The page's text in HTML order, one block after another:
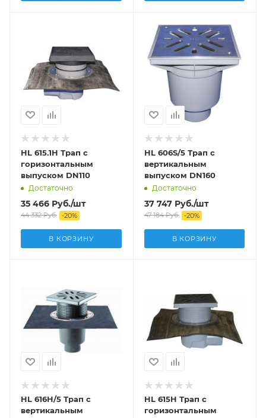
HL 615.1H Трап с
горизонтальным
выпуском DN110
Достаточно
35 466 Руб./шт
44 332Руб. -20%
В КОРЗИНУ
HL 606S/5 Трап с
вертикальным
выпуском DN160
Достаточно
37 747Руб./шт
47 184Руб. -20%
В КОРЗИНУ
HL 616H/5 Трап с
вертикальным
HL 615H Трап с
горизонтальным